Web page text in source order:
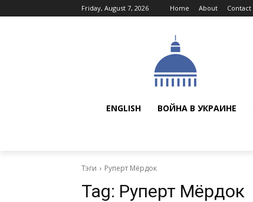
Friday, August 7, 2026 Home About Contact
ENGLISH ВОЙНА В УКРАИНЕ
Тэги Руперт Мёрдок
Tag: Руперт Мёрдок